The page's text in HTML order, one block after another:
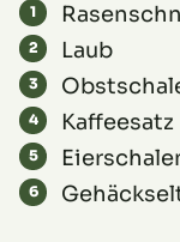
Laub
Kaffeesatz